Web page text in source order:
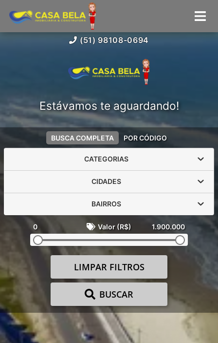
(51) 98108-0694
Estávamos te aguardando!
BUSCA COMPLETA POR CÓDIGO
CATEGORIAS
CIDADES
BAIRROS
0 Valor (R$) 1.900.000
LIMPAR FILTROS
BUSCAR